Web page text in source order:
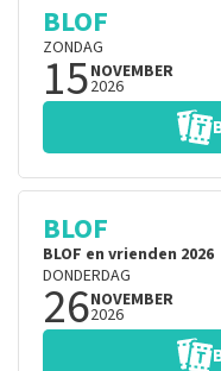
BLOF
ZONDAG
15NOVEMBER
2026
BLOF
BLOF en vrienden 2026
DONDERDAG
26NOVEMBER
2026